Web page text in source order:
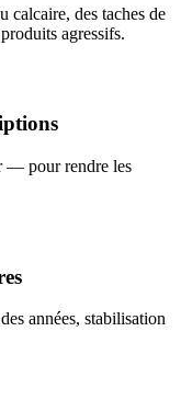
calcaire, des taches de
agressifs.
— pour rendre les
années, stabilisation